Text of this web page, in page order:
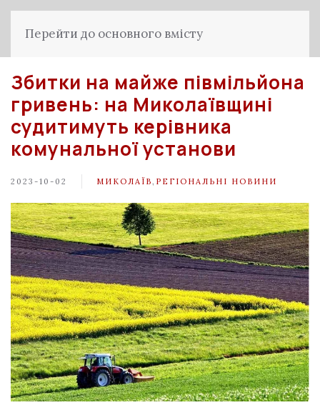
Перейти до основного вмісту
Збитки на майже півмільйона
гривень: на Миколаївщині
судитимуть керівника
комунальної установи
2023-10-02 МИКОЛАЇВ РЕГІОНАЛЬНІ НОВИНИ